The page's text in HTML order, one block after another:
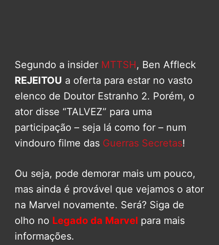
Segundo a insider MTTSH, Ben Affleck
REJEITOU a oferta para estar no vasto
elenco de Doutor Estranho 2. Porém, o
ator disse “TALVEZ” para uma
participação – seja lá como for – num
vindouro filme das Guerras Secretas!
Ou seja, pode demorar mais um pouco,
mas ainda é provável que vejamos o ator
na Marvel novamente. Será? Siga de
olho no Legado da Marvel para mais
informações.